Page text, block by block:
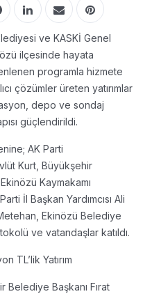
ve KASKİ Genel
ilçesinde hayata
programla hizmete
çözümler üreten yatırımlar
depo ve sondaj
güçlendirildi.
AK Parti
Kurt, Büyükşehir
Kaymakamı
İl Başkan Yardımcısı Ali
Ekinözü Belediye
ve vatandaşlar katıldı.
TL’lik Yatırım
Başkanı Fırat